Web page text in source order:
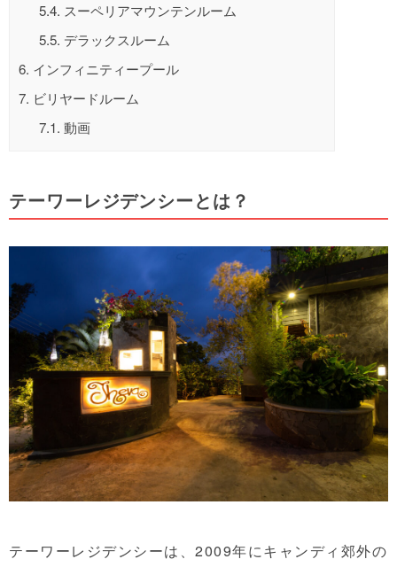
5.4. スーペリアマウンテンルーム
5.5. デラックスルーム
6. インフィニティープール
7. ビリヤードルーム
7.1. 動画
テーワーレジデンシーとは？
テーワーレジデンシーは、2009年にキャンディ郊外の